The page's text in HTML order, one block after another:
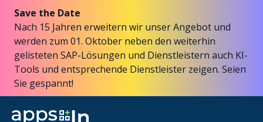
Save the Date
Nach 15 Jahren erweitern wir unser Angebot und
werden zum 01. Oktober neben den weiterhin
gelisteten SAP-Lösungen und Dienstleistern auch KI-
Tools und entsprechende Dienstleister zeigen. Seien
Sie gespannt!